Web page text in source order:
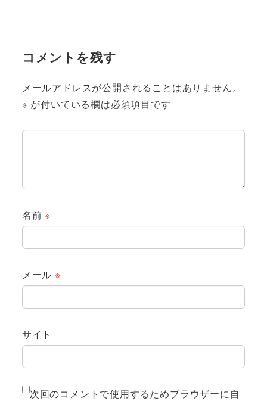
コメントを残す
メールアドレスが公開されることはありません。
※ が付いている欄は必須項目です
名前※
メール ※
サイト
次回のコメントで使用するためブラウザーに自